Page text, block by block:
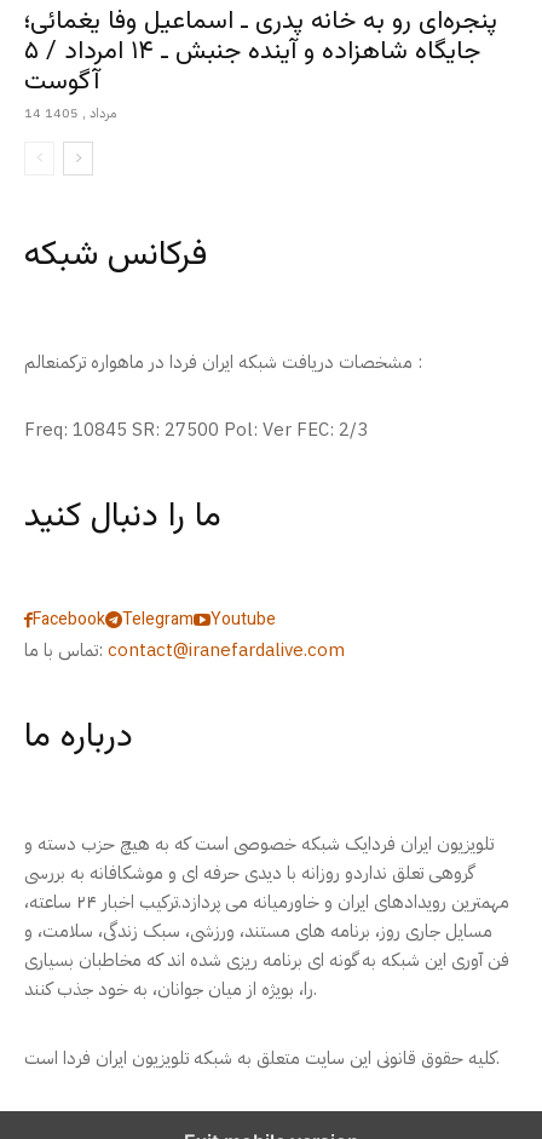
پنجره‌ای رو به خانه پدری ـ اسماعیل وفا یغمائی؛
جایگاه شاهزاده و آینده جنبش ـ ۱۴ امرداد / ۵
آگوست
14 مرداد , 1405
فرکانس شبکه
مشخصات دریافت شبکه ایران فردا در ماهواره ترکمنعالم :
Freq: 10845 SR: 27500 Pol: Ver FEC: 2/3
ما را دنبال کنید
Facebook Telegram
Youtube
تماس با ما: contact@iranefardalive.com
درباره ما
تلویزیون ایران فردایک شبکه خصوصی است که به هیچ حزب دسته و
گروهی تعلق نداردو روزانه با دیدی حرفه ای و موشکافانه به بررسی
مهمترین رویدادهای ایران و خاورمیانه می پردازد.ترکیب اخبار ۲۴ ساعته،
مسایل جاری روز، برنامه های مستند، ورزشی، سبک زندگی، سلامت، و
فن آوری این شبکه به گونه ای برنامه ریزی شده اند که مخاطبان بسیاری
را، بویژه از میان جوانان، به خود جذب کنند.
کلیه حقوق قانونی این سایت متعلق به شبکه تلویزیون ایران فردا است.